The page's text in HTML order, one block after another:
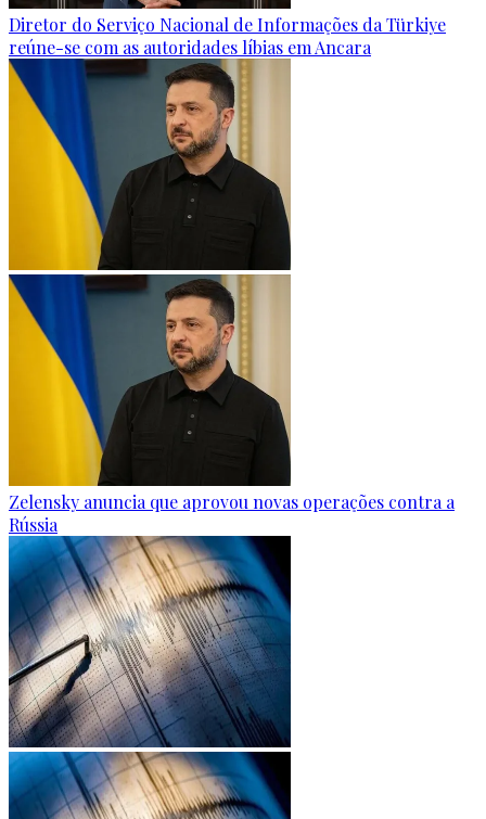
Diretor do Serviço Nacional de Informações da Türkiye
reúne-se com as autoridades líbias em Ancara
Zelensky anuncia que aprovou novas operações contra a
Rússia